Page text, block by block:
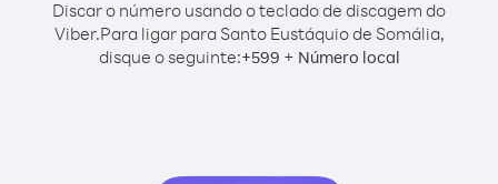
Discar o número usando o teclado de discagem do
Viber.Para ligar para Santo Eustáquio de Somália,
disque o seguinte:+599 + Número local